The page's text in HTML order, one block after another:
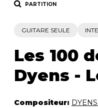
PARTITION
GUITARE SEULE
Les 100
Dyens -
Compositeur: